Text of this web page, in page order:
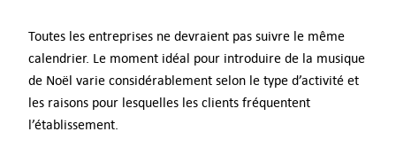
Toutes les entreprises ne devraient pas suivre le même
calendrier. Le moment idéal pour introduire de la musique
de Noël varie considérablement selon le type d’activité et
les raisons pour lesquelles les clients fréquentent
l’établissement.